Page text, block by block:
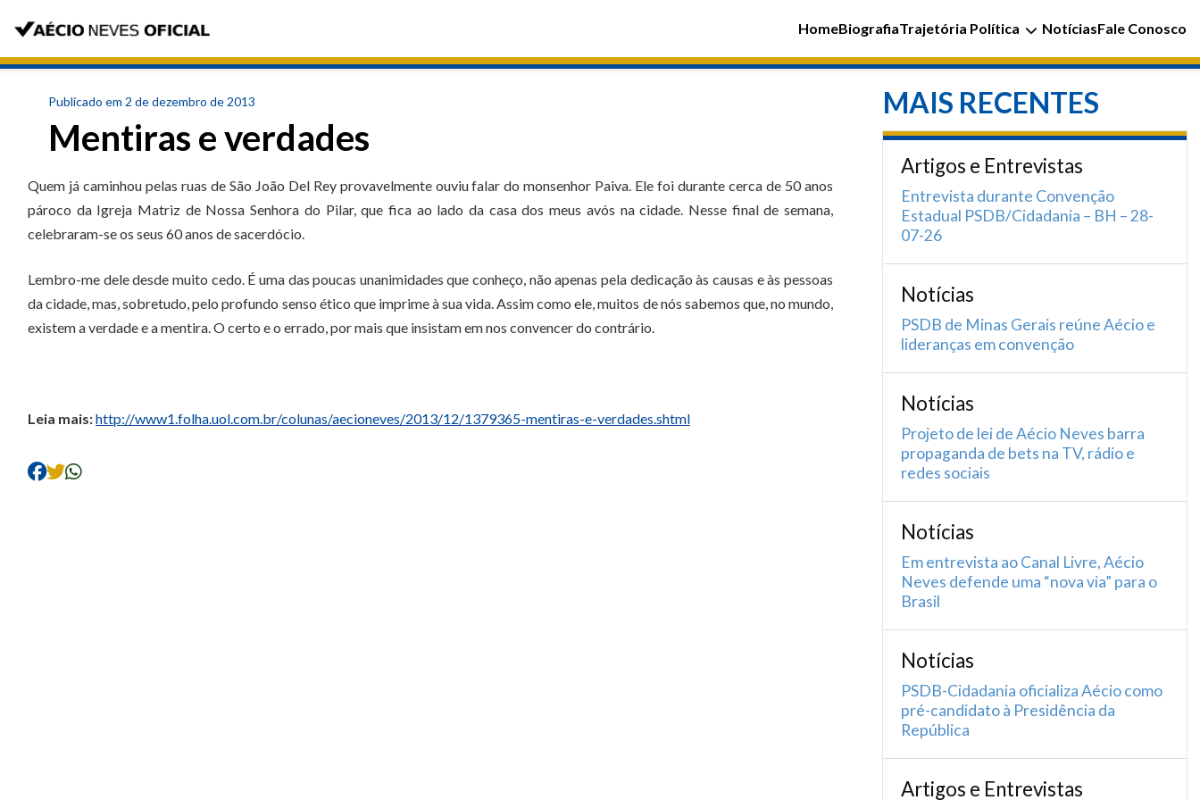
HomeBiografiaTrajetória Política NotíciasFale Conosco
Publicado em 2 de dezembro de 2013
Mentiras e verdades
Quem já caminhou pelas ruas de São João Del Rey provavelmente ouviu falar do monsenhor Paiva. Ele foi durante cerca de 50 anos
pároco da Igreja Matriz de Nossa Senhora do Pilar, que fica ao lado da casa dos meus avós na cidade. Nesse final de semana,
celebraram-se os seus 60 anos de sacerdócio.
Lembro-me dele desde muito cedo. É uma das poucas unanimidades que conheço, não apenas pela dedicação às causas e às pessoas
da cidade, mas, sobretudo, pelo profundo senso ético que imprime à sua vida. Assim como ele, muitos de nós sabemos que, no mundo,
existem a verdade e a mentira. O certo e o errado, por mais que insistam em nos convencer do contrário.
Leia mais:http://www1.folha.uol.com.br/colunas/aecioneves/2013/12/1379365-mentiras-e-verdades.shtml
MAIS RECENTES
Artigos e Entrevistas
Entrevista durante Convenção
Estadual PSDB/Cidadania – BH – 28-
07-26
Notícias
PSDB de Minas Gerais reúne Aécio e
lideranças em convenção
Notícias
Projeto de lei de Aécio Neves barra
propaganda de bets na TV, rádio e
redes sociais
Notícias
Em entrevista ao Canal Livre, Aécio
Neves defende uma “nova via” para o
Brasil
Notícias
PSDB-Cidadania oficializa Aécio como
pré-candidato à Presidência da
República
Artigos e Entrevistas